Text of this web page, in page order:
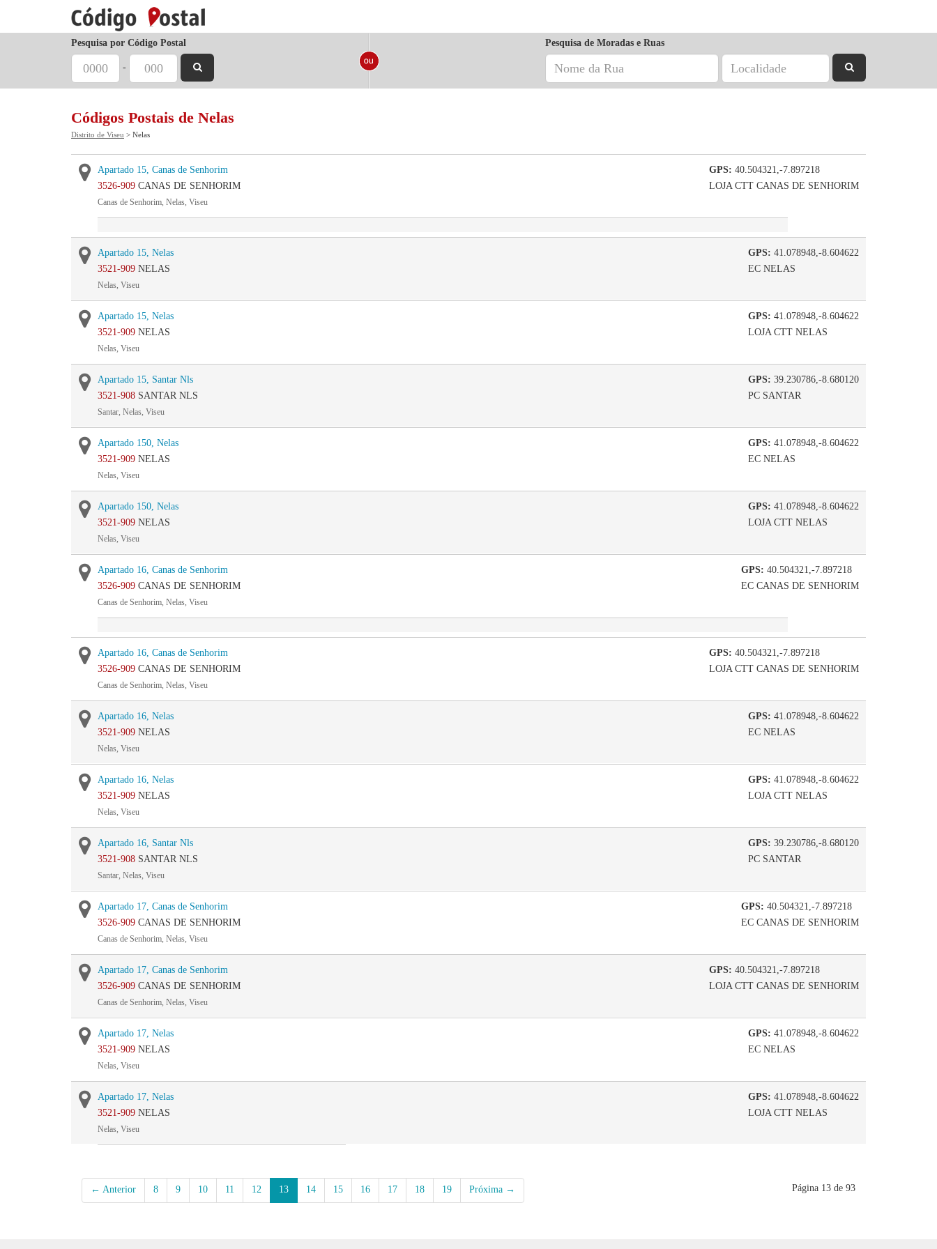
Pesquisa por Código Postal
-
Pesquisa de Moradas e Ruas
Códigos Postais de Nelas
Distrito de Viseu > Nelas
GPS: 40.504321,-7.897218
LOJA CTT CANAS DE SENHORIM
Apartado 15, Canas de Senhorim
3526-909 CANAS DE SENHORIM
Canas de Senhorim, Nelas, Viseu
GPS: 41.078948,-8.604622
EC NELAS
Apartado 15, Nelas
3521-909 NELAS
Nelas, Viseu
GPS: 41.078948,-8.604622
LOJA CTT NELAS
Apartado 15, Nelas
3521-909 NELAS
Nelas, Viseu
GPS: 39.230786,-8.680120
PC SANTAR
Apartado 15, Santar Nls
3521-908 SANTAR NLS
Santar, Nelas, Viseu
GPS: 41.078948,-8.604622
EC NELAS
Apartado 150, Nelas
3521-909 NELAS
Nelas, Viseu
GPS: 41.078948,-8.604622
LOJA CTT NELAS
Apartado 150, Nelas
3521-909 NELAS
Nelas, Viseu
GPS: 40.504321,-7.897218
EC CANAS DE SENHORIM
Apartado 16, Canas de Senhorim
3526-909 CANAS DE SENHORIM
Canas de Senhorim, Nelas, Viseu
GPS: 40.504321,-7.897218
LOJA CTT CANAS DE SENHORIM
Apartado 16, Canas de Senhorim
3526-909 CANAS DE SENHORIM
Canas de Senhorim, Nelas, Viseu
GPS: 41.078948,-8.604622
EC NELAS
Apartado 16, Nelas
3521-909 NELAS
Nelas, Viseu
GPS: 41.078948,-8.604622
LOJA CTT NELAS
Apartado 16, Nelas
3521-909 NELAS
Nelas, Viseu
GPS: 39.230786,-8.680120
PC SANTAR
Apartado 16, Santar Nls
3521-908 SANTAR NLS
Santar, Nelas, Viseu
GPS: 40.504321,-7.897218
EC CANAS DE SENHORIM
Apartado 17, Canas de Senhorim
3526-909 CANAS DE SENHORIM
Canas de Senhorim, Nelas, Viseu
GPS: 40.504321,-7.897218
LOJA CTT CANAS DE SENHORIM
Apartado 17, Canas de Senhorim
3526-909 CANAS DE SENHORIM
Canas de Senhorim, Nelas, Viseu
GPS: 41.078948,-8.604622
EC NELAS
Apartado 17, Nelas
3521-909 NELAS
Nelas, Viseu
GPS: 41.078948,-8.604622
LOJA CTT NELAS
Apartado 17, Nelas
3521-909 NELAS
Nelas, Viseu
← Anterior 8 9 10 11 12 13 14 15 16 17 18 19 Próxima → Página 13 de 93